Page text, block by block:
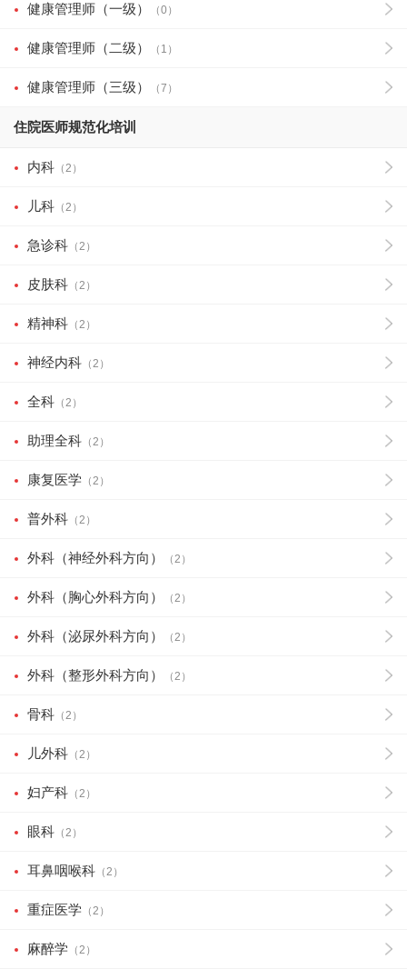
健康管理师（一级） （0）
健康管理师（二级） （1）
健康管理师（三级） （7）
住院医师规范化培训
内科 （2）
儿科 （2）
急诊科 （2）
皮肤科 （2）
精神科 （2）
神经内科 （2）
全科 （2）
助理全科 （2）
康复医学 （2）
普外科 （2）
外科（神经外科方向） （2）
外科（胸心外科方向） （2）
外科（泌尿外科方向） （2）
外科（整形外科方向） （2）
骨科 （2）
儿外科 （2）
妇产科 （2）
眼科 （2）
耳鼻咽喉科 （2）
重症医学 （2）
麻醉学 （2）